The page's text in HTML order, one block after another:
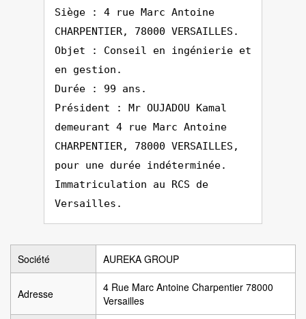
Siège : 4 rue Marc Antoine
CHARPENTIER, 78000 VERSAILLES.
Objet : Conseil en ingénierie et
en gestion.
Durée : 99 ans.
Président : Mr OUJADOU Kamal
demeurant 4 rue Marc Antoine
CHARPENTIER, 78000 VERSAILLES,
pour une durée indéterminée.
Immatriculation au RCS de
Versailles.
Société AUREKA GROUP
Adresse
4 Rue Marc Antoine Charpentier 78000
Versailles